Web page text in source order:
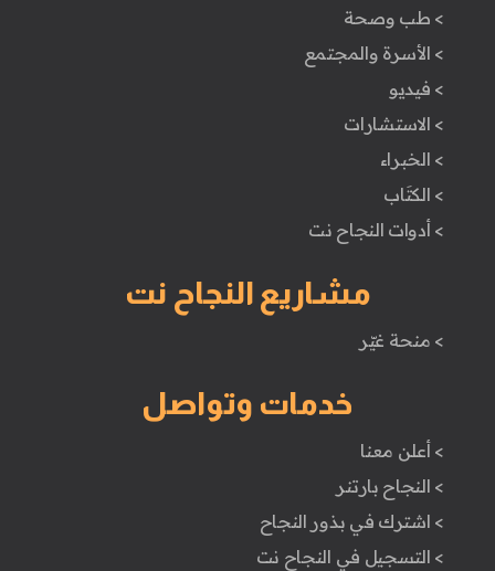
> طب وصحة
> الأسرة والمجتمع
> فيديو
> الاستشارات
> الخبراء
> الكتَاب
> أدوات النجاح نت
مشاريع النجاح نت
> منحة غيّر
خدمات وتواصل
> أعلن معنا
> النجاح بارتنر
> اشترك في بذور النجاح
> التسجيل في النجاح نت